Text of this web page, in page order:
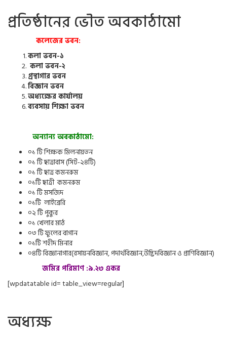
প্রতিষ্ঠানের ভৌত অবকাঠামো
কলেজের ভবন:
কলা ভবন-১
কলা ভবন-২
গ্রন্থাগার ভবন
বিজ্ঞান ভবন
অধ্যক্ষের কার্যালয়
ব্যবসায় শিক্ষা ভবন
অন্যান্য অবকাঠামো:
০১ টি শিক্ষক মিলনায়তন
০১ টি ছাত্রাবাস (সিট-২৪টি)
০১ টি ছাত্র কমনরুম
০১টি ছাত্রী কমনরুম
০১ টি মসজিদ
০১টি লাইব্রেরি
০২ টি পুকুর
০১ খেলার মাঠ
০৩ টি ফুলের বাগান
০১টি শহীদ মিনার
০৪টি বিজ্ঞানাগার(রসায়নবিজ্ঞান, পদার্থবিজ্ঞান,উদ্ভিদবিজ্ঞান ও প্রাণিবিজ্ঞান)
জমির পরিমাণ :৯.২৩ একর
[wpdatatable id= table_view=regular]
অধ্যক্ষ